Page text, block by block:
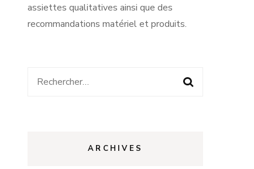
assiettes qualitatives ainsi que des
recommandations matériel et produits.
Rechercher :
ARCHIVES